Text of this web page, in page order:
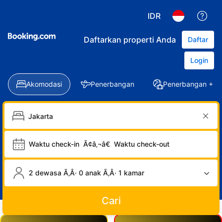
IDR
Daftarkan properti Anda Daftar
Login
Akomodasi Penerbangan Penerbangan +
Waktu check-in Ã¢â‚¬â€ Waktu check-out
2 dewasa Ã‚Â· 0 anak Ã‚Â· 1 kamar
Cari